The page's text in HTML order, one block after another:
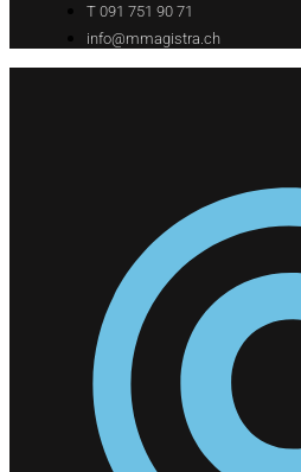
T 091 751 90 71
info@mmagistra.ch